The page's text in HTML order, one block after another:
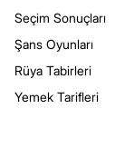
Seçim Sonuçları
Şans Oyunları
Rüya Tabirleri
Yemek Tarifleri